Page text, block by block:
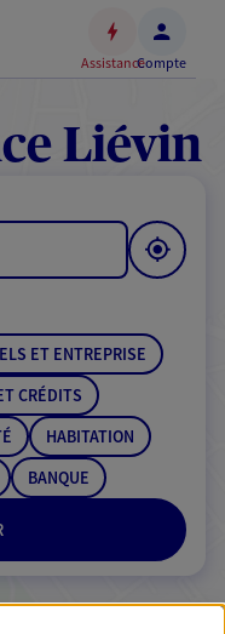
AssistanceCompte
Liévin
ET ENTREPRISE
CRÉDITS
HABITATION
BANQUE